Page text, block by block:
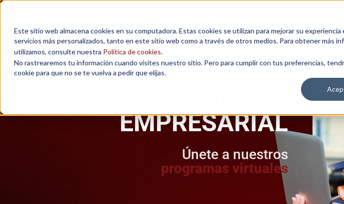
Este sitio web almacena cookies en su computadora. Estas cookies se utilizan para mejorar su
servicios más personalizados, tanto en este sitio web como a través de otros medios. Para obtener más
utilizamos, consulte nuestra Política de cookies.
No rastrearemos tu información cuando visites nuestro sitio. Pero para cumplir con tus preferencias,
cookie para que no se te vuelva a pedir que elijas.Más cerca de ti
EMPRESARIAL
Únete a nuestros
programas virtuales